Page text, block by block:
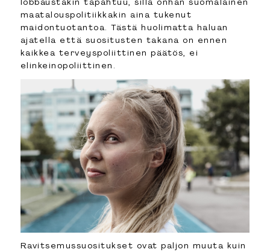
maatalouspolitiikkakin aina tukenut
maidontuotantoa. Tästä huolimatta haluan
ajatella että suositusten takana on ennen
kaikkea terveyspoliittinen päätös, ei
elinkeinopoliittinen.
Ravitsemussuositukset ovat paljon muuta kuin